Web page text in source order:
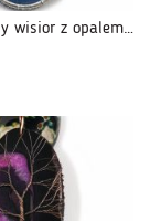
Opal, Srebrny wisior z opalem niebieskim